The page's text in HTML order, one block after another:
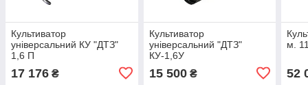
Культиватор
універсальний КУ "ДТЗ"
1,6 П
17 176 ₴
Культиватор
універсальний "ДТЗ"
КУ-1,6У
15 500₴
м.
52